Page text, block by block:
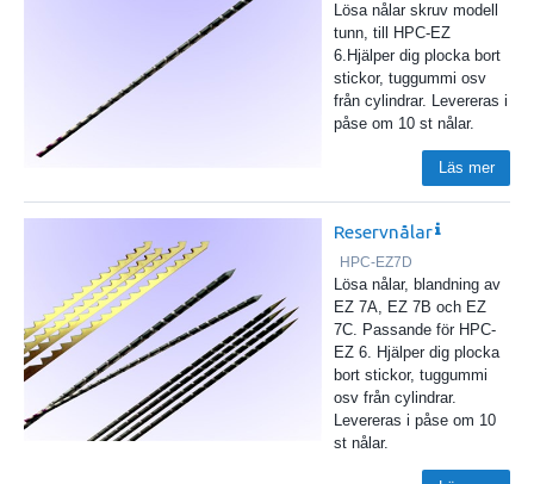
Lösa nålar skruv modell
tunn, till HPC-EZ
6.Hjälper dig plocka bort
stickor, tuggummi osv
från cylindrar. Levereras i
påse om 10 st nålar.
Läs mer
Reservnålar
HPC-EZ7D
Lösa nålar, blandning av
EZ 7A, EZ 7B och EZ
7C. Passande för HPC-
EZ 6. Hjälper dig plocka
bort stickor, tuggummi
osv från cylindrar.
Levereras i påse om 10
st nålar.